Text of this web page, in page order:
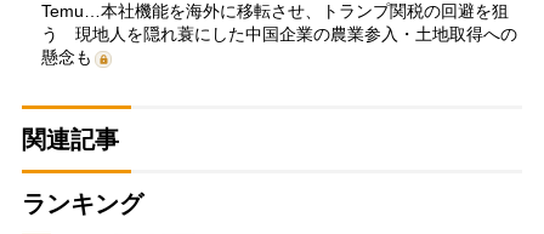
Temu…本社機能を海外に移転させ、トランプ関税の回避を狙
う 現地人を隠れ蓑にした中国企業の農業参入・土地取得への
懸念も
関連記事
ランキング